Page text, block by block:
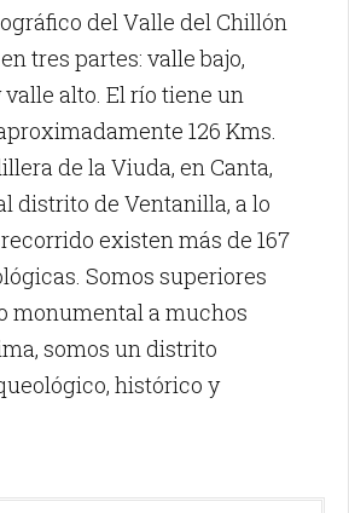
del Valle del Chillón
tres partes: valle bajo,
alto. El río tiene un
126 Kms.
de la Viuda, en Canta,
distrito de Ventanilla, a lo
existen más de 167
Somos superiores
monumental a muchos
somos un distrito
histórico y